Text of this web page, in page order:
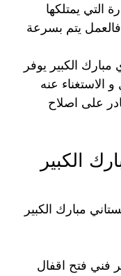
التي يمتلكها
فالعمل يتم بسرعة
الكبير يوفر
الاستغناء عنه
على اصلاح
الكبير
مبارك الكبير
فني فتح اقفال